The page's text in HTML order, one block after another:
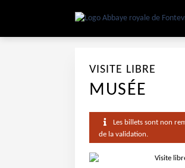
VISITE LIBRE
MUSÉE
Les billets sont non
de la validation.